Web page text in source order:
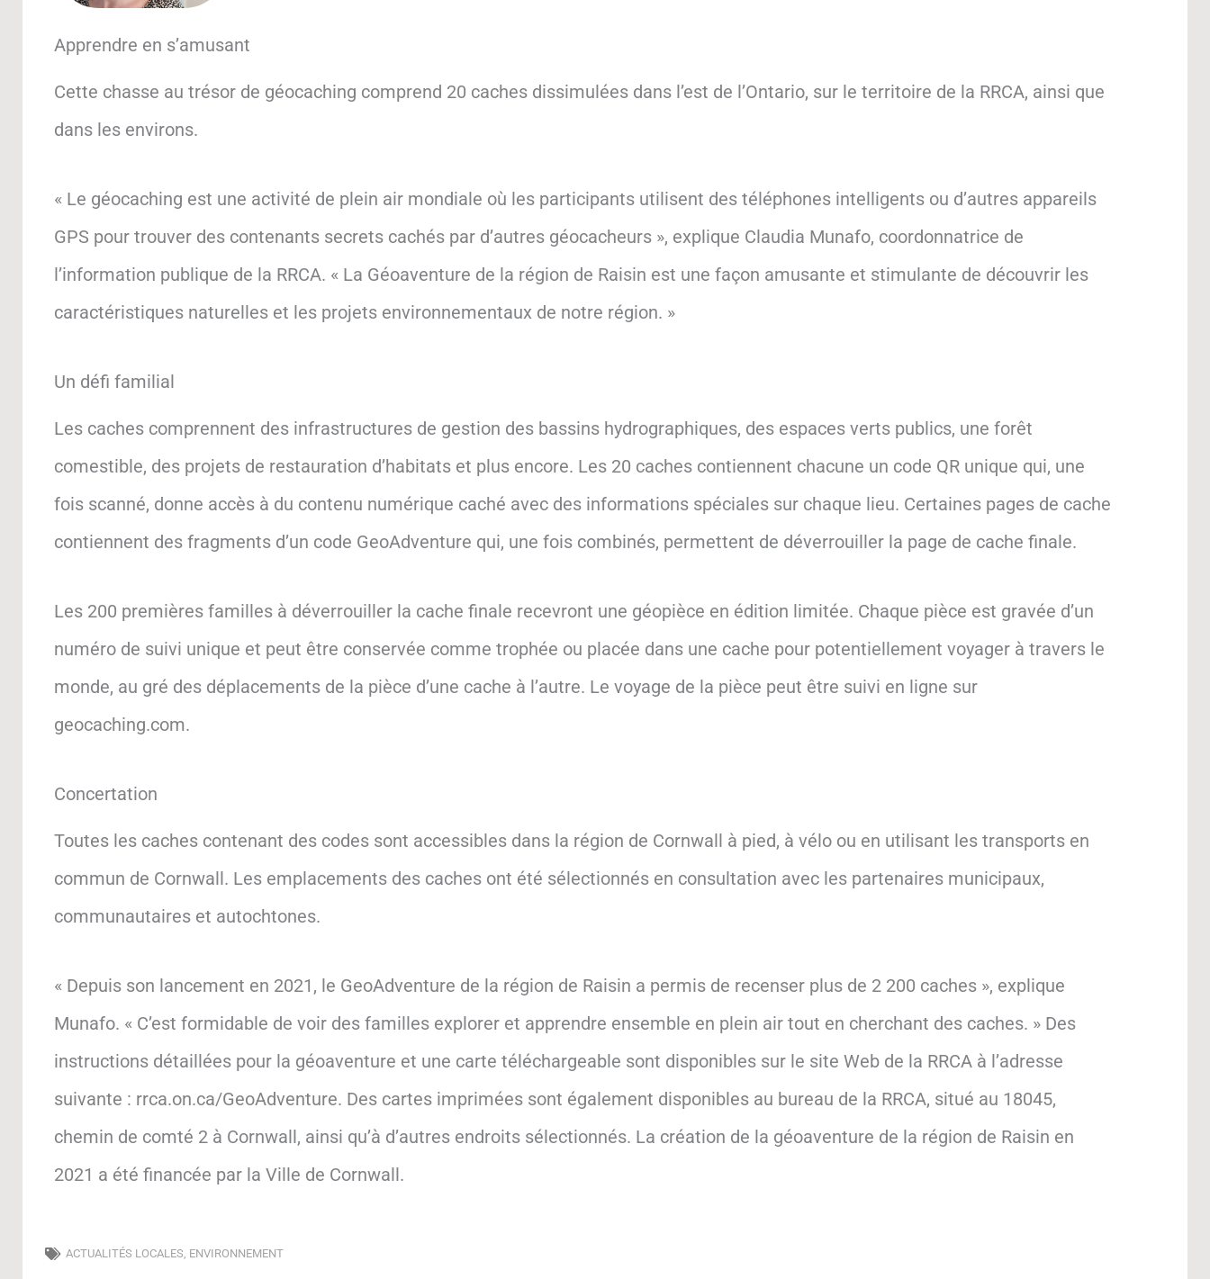
Apprendre en s’amusant
Cette chasse au trésor de géocaching comprend 20 caches dissimulées dans l’est de l’Ontario, sur le territoire de la RRCA, ainsi que
dans les environs.
« Le géocaching est une activité de plein air mondiale où les participants utilisent des téléphones intelligents ou d’autres appareils
GPS pour trouver des contenants secrets cachés par d’autres géocacheurs », explique Claudia Munafo, coordonnatrice de
l’information publique de la RRCA. « La Géoaventure de la région de Raisin est une façon amusante et stimulante de découvrir les
caractéristiques naturelles et les projets environnementaux de notre région. »
Un défi familial
Les caches comprennent des infrastructures de gestion des bassins hydrographiques, des espaces verts publics, une forêt
comestible, des projets de restauration d’habitats et plus encore. Les 20 caches contiennent chacune un code QR unique qui, une
fois scanné, donne accès à du contenu numérique caché avec des informations spéciales sur chaque lieu. Certaines pages de cache
contiennent des fragments d’un code GeoAdventure qui, une fois combinés, permettent de déverrouiller la page de cache finale.
Les 200 premières familles à déverrouiller la cache finale recevront une géopièce en édition limitée. Chaque pièce est gravée d’un
numéro de suivi unique et peut être conservée comme trophée ou placée dans une cache pour potentiellement voyager à travers le
monde, au gré des déplacements de la pièce d’une cache à l’autre. Le voyage de la pièce peut être suivi en ligne sur
geocaching.com.
Concertation
Toutes les caches contenant des codes sont accessibles dans la région de Cornwall à pied, à vélo ou en utilisant les transports en
commun de Cornwall. Les emplacements des caches ont été sélectionnés en consultation avec les partenaires municipaux,
communautaires et autochtones.
« Depuis son lancement en 2021, le GeoAdventure de la région de Raisin a permis de recenser plus de 2 200 caches », explique
Munafo. « C’est formidable de voir des familles explorer et apprendre ensemble en plein air tout en cherchant des caches. » Des
instructions détaillées pour la géoaventure et une carte téléchargeable sont disponibles sur le site Web de la RRCA à l’adresse
suivante : rrca.on.ca/GeoAdventure. Des cartes imprimées sont également disponibles au bureau de la RRCA, situé au 18045,
chemin de comté 2 à Cornwall, ainsi qu’à d’autres endroits sélectionnés. La création de la géoaventure de la région de Raisin en
2021 a été financée par la Ville de Cornwall.
ACTUALITÉS LOCALES ENVIRONNEMENT